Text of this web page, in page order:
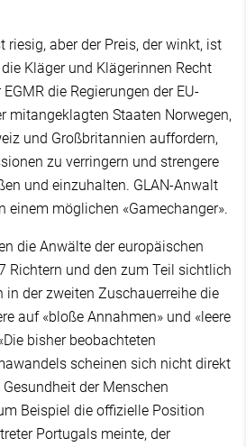
riesig, aber der Preis, der winkt, ist
Kläger und Klägerinnen Recht
die Regierungen der EU-
mitangeklagten Staaten Norwegen,
und Großbritannien auffordern,
zu verringern und strengere
und einzuhalten. GLAN-Anwalt
einem möglichen «Gamechanger».
die Anwälte der europäischen
Richtern und den zum Teil sichtlich
in der zweiten Zuschauerreihe die
auf «bloße Annahmen» und «leere
bisher beobachteten
scheinen sich nicht direkt
der Menschen
Beispiel die offizielle Position
Portugals meinte, der